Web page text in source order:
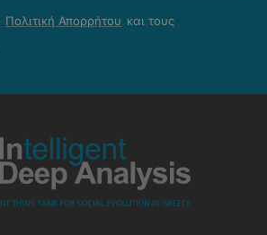
Πολιτική Απορρήτου και τους